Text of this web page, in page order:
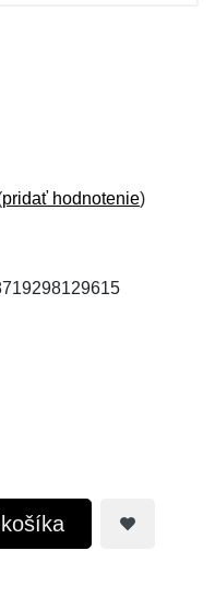
pridať hodnotenie)